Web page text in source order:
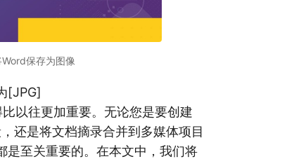
保存为图像
[JPG]
以往更加重要。无论您是要创建
还是将文档摘录合并到多媒体项目
是至关重要的。在本文中，我们将